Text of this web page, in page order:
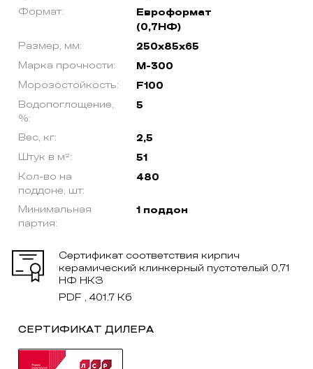
Формат:
Евроформат
(0,7НФ)
Размер, мм: 250х85х65
Марка прочности: М-300
Морозостойкость: F100
Водопоглощение,
%:
5
Вес, кг: 2,5
Штук в м²: 51
Кол-во на
поддоне, шт:
480
Минимальная
партия:
1 поддон
Сертификат соответствия кирпич
керамический клинкерный пустотелый 0,71
НФ НКЗ
PDF , 401.7 Кб
СЕРТИФИКАТ ДИЛЕРА